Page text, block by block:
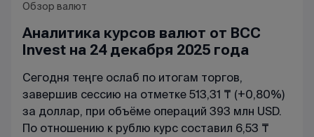
Обзор валют
Аналитика курсов валют от BCC
Invest на 24 декабря 2025 года
Сегодня теңге ослаб по итогам торгов,
завершив сессию на отметке 513,31 ₸ (+0,80%)
за доллар, при объёме операций 393 млн USD.
По отношению к рублю курс составил 6,53 ₸